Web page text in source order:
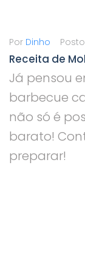
conteúdo
Por Dinho
Receita de
Já pensou
barbecue
não só é
barato!
preparar!